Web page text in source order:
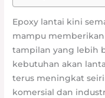
Epoxy lantai kini
mampu
tampilan yang lebih
kebutuhan akan
terus meningkat
komersial dan